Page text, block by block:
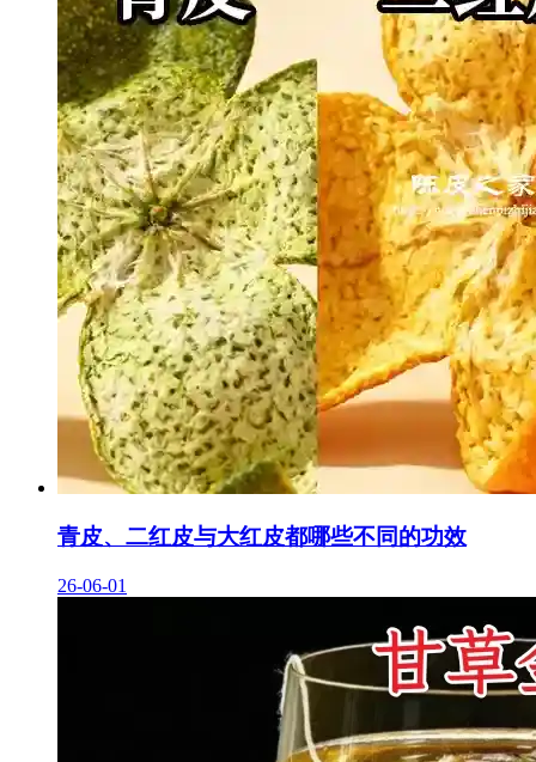
青皮、二红皮与大红皮都哪些不同的功效
26-06-01